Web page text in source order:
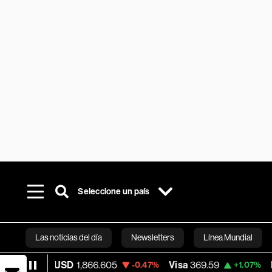
Seleccione un país
Las noticias del día Newsletters Línea Mundial
Bloomberg
USD 1,866.605 -0.47% Visa 369.59 +1.07%